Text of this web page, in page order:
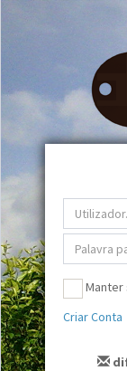
Manter
Criar Conta